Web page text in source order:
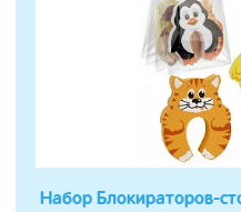
Набор Блокираторов-